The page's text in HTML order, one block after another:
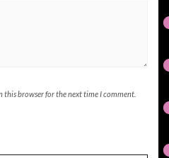
this browser for the next time I comment.